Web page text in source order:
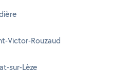
Victor-Rouzaud
sur-Lèze